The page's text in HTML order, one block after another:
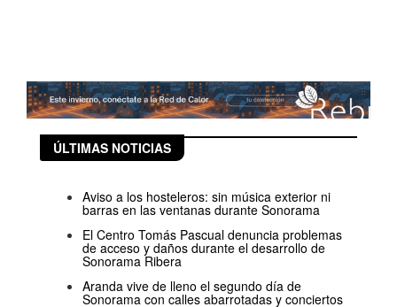
ÚLTIMAS NOTICIAS
Aviso a los hosteleros: sin música exterior ni
barras en las ventanas durante Sonorama
El Centro Tomás Pascual denuncia problemas
de acceso y daños durante el desarrollo de
Sonorama Ribera
Aranda vive de lleno el segundo día de
Sonorama con calles abarrotadas y conciertos